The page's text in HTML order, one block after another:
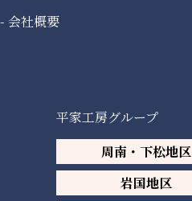
会社概要
平家工房グループ
周南・下松地区
岩国地区